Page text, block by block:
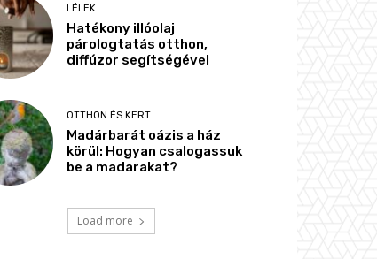
LÉLEK
Hatékony illóolaj
párologtatás otthon,
diffúzor segítségével
OTTHON ÉS KERT
Madárbarát oázis a ház
körül: Hogyan csalogassuk
be a madarakat?
Load more